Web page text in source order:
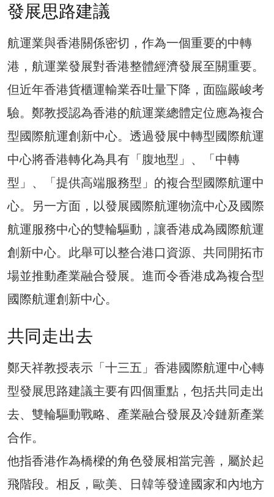
發展思路建議
航運業與香港關係密切，作為一個重要的中轉
港，航運業發展對香港整體經濟發展至關重要。
但近年香港貨櫃運輸業吞吐量下降，面臨嚴峻考
驗。鄭教授認為香港的航運業總體定位應為複合
型國際航運創新中心。透過發展中轉型國際航運
中心將香港轉化為具有「腹地型」、「中轉
型」、「提供高端服務型」的複合型國際航運中
心。另一方面，以發展國際航運物流中心及國際
航運服務中心的雙輪驅動，讓香港成為國際航運
創新中心。此舉可以整合港口資源、共同開拓市
場並推動產業融合發展。進而令香港成為複合型
國際航運創新中心。
共同走出去
鄭天祥教授表示「十三五」香港國際航運中心轉
型發展思路建議主要有四個重點，包括共同走出
去、雙輪驅動戰略、產業融合發展及冷鏈新產業
合作。
他指香港作為橋樑的角色發展相當完善，屬於起
飛階段。相反，歐美、日韓等發達國家和內地方